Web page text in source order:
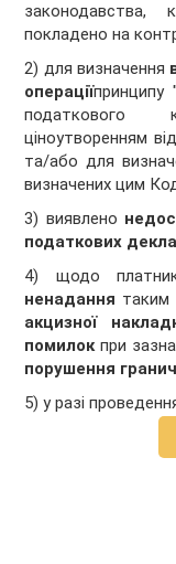
законодавства,
покладено на
2) для визначення
операціїпринципу
податкового
ціноутворенням
та/або для
визначених цим
3) виявлено
податкових
4) щодо
ненадання таким
акцизної
помилокпри
порушення
5) у разі